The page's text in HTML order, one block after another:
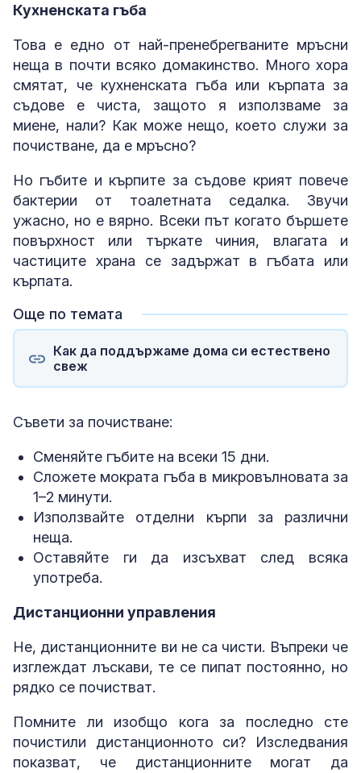
Кухненската гъба
Това е едно от най-пренебрегваните мръсни
неща в почти всяко домакинство. Много хора
смятат, че кухненската гъба или кърпата за
съдове е чиста, защото я използваме за
миене, нали? Как може нещо, което служи за
почистване, да е мръсно?
Но гъбите и кърпите за съдове крият повече
бактерии от тоалетната седалка. Звучи
ужасно, но е вярно. Всеки път когато бършете
повърхност или търкате чиния, влагата и
частиците храна се задържат в гъбата или
кърпата.
Още по темата
Как да поддържаме дома си естествено
свеж
Съвети за почистване:
Сменяйте гъбите на всеки 15 дни.
Сложете мократа гъба в микровълновата за
1–2 минути.
Използвайте отделни кърпи за различни
неща.
Оставяйте ги да изсъхват след всяка
употреба.
Дистанционни управления
Не, дистанционните ви не са чисти. Въпреки че
изглеждат лъскави, те се пипат постоянно, но
рядко се почистват.
Помните ли изобщо кога за последно сте
почистили дистанционното си? Изследвания
показват, че дистанционните могат да